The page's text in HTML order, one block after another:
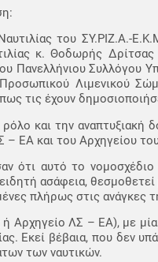
του ΣΥ.ΡΙΖ.Α.-
κ. Θοδωρής
Συλλόγου
Λιμενικού
τις έχουν
και την
ΕΑ και του Αρχηγείου
ότι αυτό το νομοσχέδιο
ασάφεια,
πλήρως στις ανάγκες
Αρχηγείο ΛΣ – ΕΑ), με
Εκεί βέβαια, που δεν
των ναυτικών.